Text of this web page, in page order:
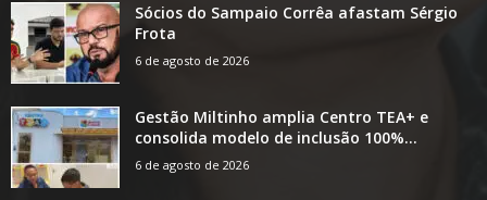
Sócios do Sampaio Corrêa afastam Sérgio
Frota
6 de agosto de 2026
Gestão Miltinho amplia Centro TEA+ e
consolida modelo de inclusão 100%...
6 de agosto de 2026